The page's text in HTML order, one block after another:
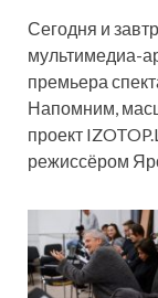
Сегодня и
мультимедиа-
премьера
Напомним,
проект
режиссёром